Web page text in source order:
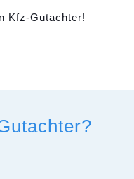
Kfz-Gutachter!